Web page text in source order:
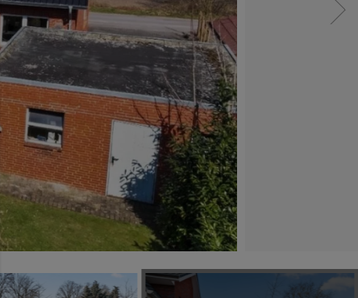
Um fortfahren zu können,müssen Sie eine
Auswahl treffen. Nachfolgend erhalten Sie
Erläuterung der verschiedenen Optionen und
Bedeutung.
Alles zulassen:
Jedes Cookie wie z.B. Tracking- und Analytische-
sowie Drittanbieter-Inhalte.
Auswahl erlauben:
Es werden nur Drittanbieter-Inhalte oder die
Arten zugelassen die Sie in den Checkboxen
haben.